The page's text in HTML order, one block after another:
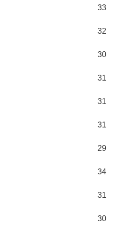
33
32
30
31
31
31
29
34
31
30